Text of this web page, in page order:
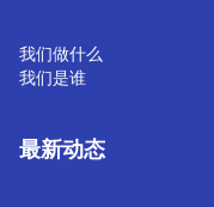
我们做什么
我们是谁
最新动态